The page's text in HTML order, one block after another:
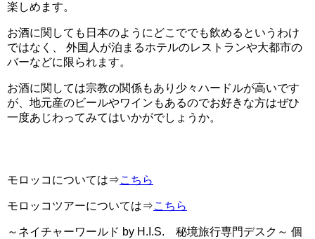
楽しめます。
お酒に関しても日本のようにどこででも飲めるというわけ
ではなく、 外国人が泊まるホテルのレストランや大都市の
バーなどに限られます。
お酒に関しては宗教の関係もあり少々ハードルが高いです
が、地元産のビールやワインもあるのでお好きな方はぜひ
一度あじわってみてはいかがでしょうか。
モロッコについては⇒こちら
モロッコツアーについては⇒こちら
～ネイチャーワールド by H.I.S. 秘境旅行専門デスク～ 個